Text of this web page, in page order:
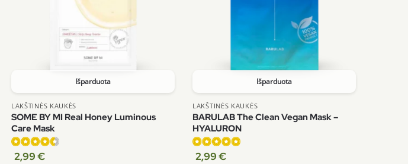
Išparduota
LAKŠTINĖS KAUKĖS
SOME BY MI Real Honey Luminous
Care Mask
Įvertinimas:
2,99€
Išparduota
LAKŠTINĖS KAUKĖS
BARULAB The Clean Vegan Mask –
HYALURON
Įvertinimas:
2,99€